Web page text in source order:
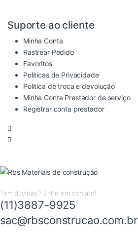
Suporte ao cliente
Minha Conta
Rastrear Pedido
Favoritos
Politicas de Privacidade
Politica de troca e devolução
Minha Conta Prestador de serviço
Registrar conta prestador
Tem duvidas ? Entre em contato!
(11)3887-9925
sac@rbsconstrucao.com.br